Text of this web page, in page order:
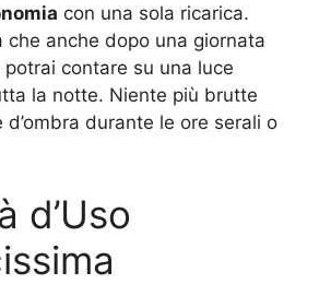
con una sola ricarica.
che anche dopo una giornata
contare su una luce
la notte. Niente più brutte
d’ombra durante le ore serali o
d’Uso